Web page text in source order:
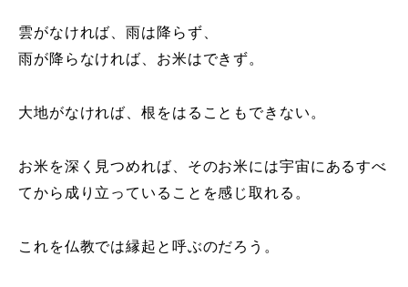
雲がなければ、雨は降らず、
雨が降らなければ、お米はできず。
大地がなければ、根をはることもできない。
お米を深く見つめれば、そのお米には宇宙にあるすべ
てから成り立っていることを感じ取れる。
これを仏教では縁起と呼ぶのだろう。